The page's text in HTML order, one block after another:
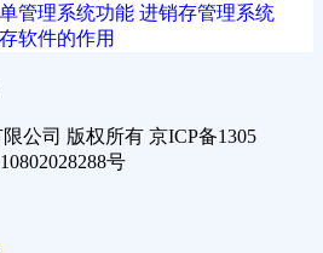
管理系统功能 进销存管理系统
软件的作用
公司 版权所有 京ICP备1305
号